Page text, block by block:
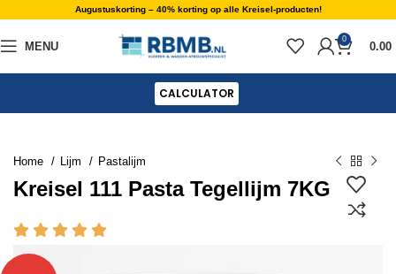
Augustuskorting – 40% korting op alle Kreisel-producten!
MENU
0
0.00
CALCULATOR
Home Lijm Pastalijm
Kreisel 111 Pasta Tegellijm 7KG